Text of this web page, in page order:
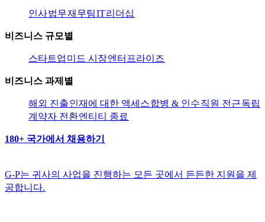
인사​​법무​​재무팀​​IT​​리더십​​
비즈니스 규모별​​
스타트업​​ 미드 시장​​엔터프라이즈​​
비즈니스 과제별​​
해외 진출​​인재에 대한 액세스​​합병 & 인수​​직원 전근​​독립
계약자 전환​​엔티티 종료​​
180+ 국가에서 채용하기​​
G-P는 귀사의 사업을 진행하는 모든 곳에서 든든한 지원을 제
공합니다.​​